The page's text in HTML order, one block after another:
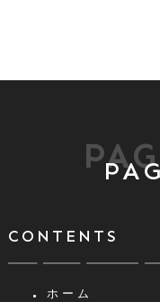
CONTENTS
ホーム